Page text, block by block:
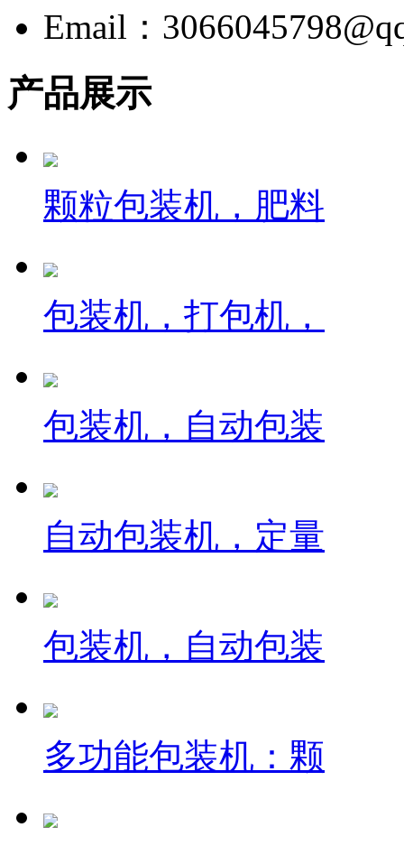
Email：
产品展示
颗粒包装机，肥料
包装机，打包机，
包装机，自动包装
自动包装机，定量
包装机，自动包装
多功能包装机：颗